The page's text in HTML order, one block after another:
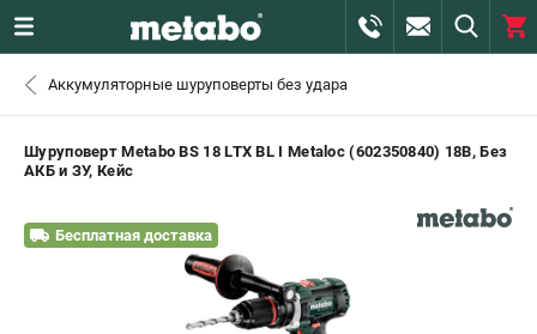
+7 (911) 360-06-14 | +7 (8112) 59-10-67
САНКТ-ПЕТЕРБУРГ
0 ₽
Аккумуляторные шуруповерты без удара
Шуруповерт Metabo BS 18 LTX BL I Metaloc (602350840) 18В, Без
АКБ и ЗУ, Кейс
Бесплатная доставка